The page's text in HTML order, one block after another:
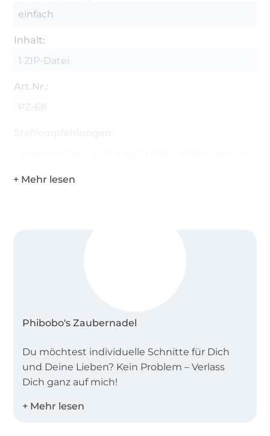
Vlieseline H250 mind 15 x 90 cm
einfach
Inhalt:
1 ZIP-Datei
Art.Nr.:
PZ-68
Phibobo's Zaubernadel
Du möchtest individuelle Schnitte für Dich
und Deine Lieben? Kein Problem – Verlass
Dich ganz auf mich!
Ich bin Dani – kreativer Kopf, Direktrice,